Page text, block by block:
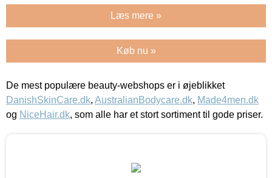
Læs mere »
Køb nu »
De mest populære beauty-webshops er i øjeblikket
DanishSkinCare.dk, AustralianBodycare.dk, Made4men.dk
og NiceHair.dk, som alle har et stort sortiment til gode priser.